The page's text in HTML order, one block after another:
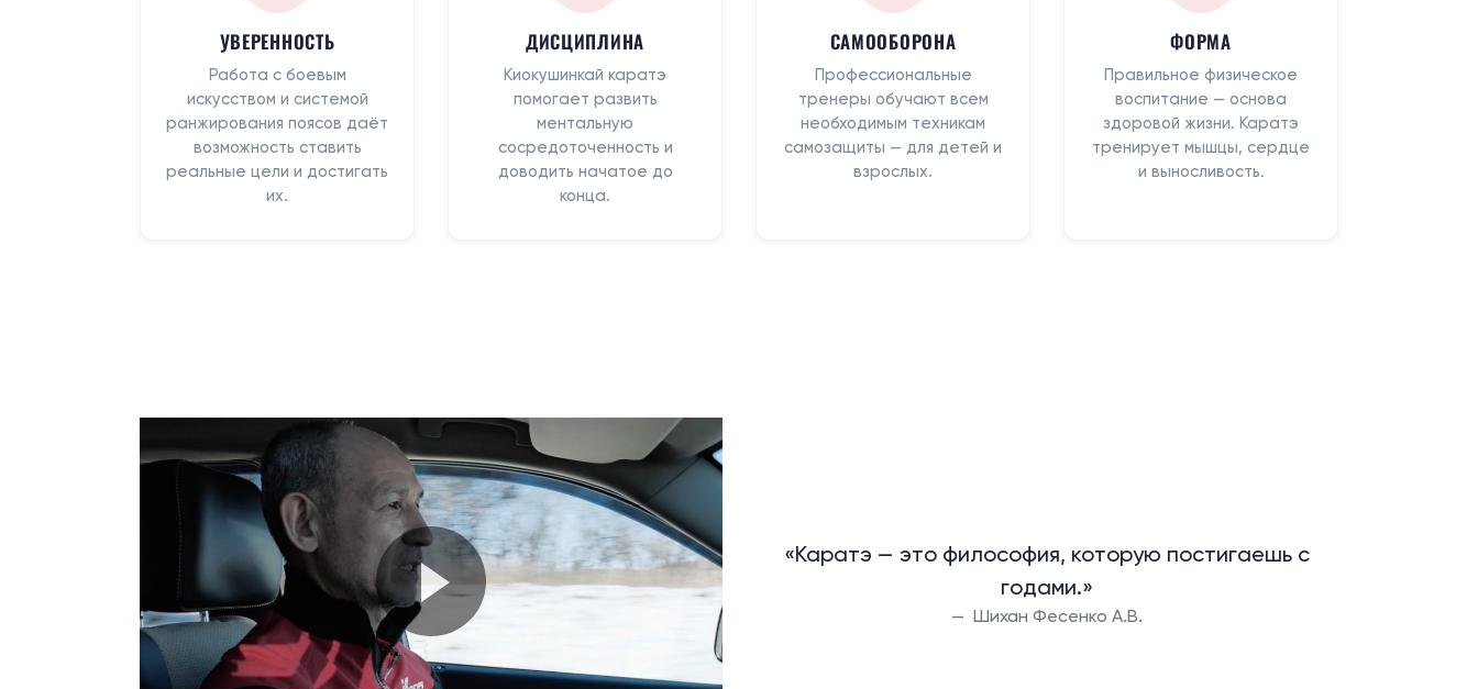
УВЕРЕННОСТЬ
Работа с боевым
искусством и системой
ранжирования поясов даёт
возможность ставить
реальные цели и достигать
их.
ДИСЦИПЛИНА
Киокушинкай каратэ
помогает развить
ментальную
сосредоточенность и
доводить начатое до
конца.
САМООБОРОНА
Профессиональные
тренеры обучают всем
необходимым техникам
самозащиты — для детей и
взрослых.
ФОРМА
Правильное физическое
воспитание — основа
здоровой жизни. Каратэ
тренирует мышцы, сердце
и выносливость.
«Каратэ — это философия, которую постигаешь с
годами.»
Шихан Фесенко А.В.